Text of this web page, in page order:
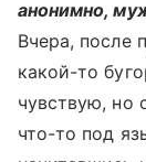
анонимно,
Вчера, после
какой-то
чувствую, но
что-то под